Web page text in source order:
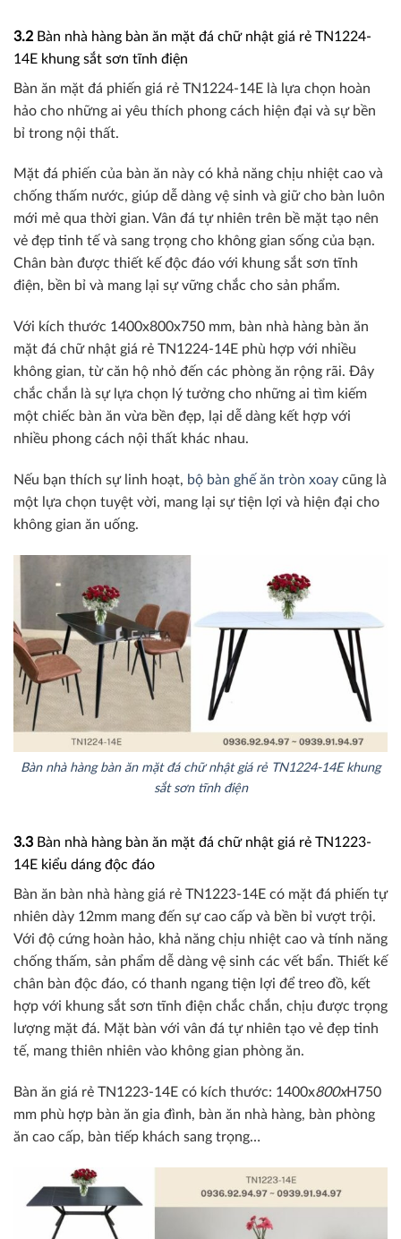
3.2 Bàn nhà hàng bàn ăn mặt đá chữ nhật giá rẻ TN1224-
14E khung sắt sơn tĩnh điện
Bàn ăn mặt đá phiến giá rẻ TN1224-14E là lựa chọn hoàn
hảo cho những ai yêu thích phong cách hiện đại và sự bền
bỉ trong nội thất.
Mặt đá phiến của bàn ăn này có khả năng chịu nhiệt cao và
chống thấm nước, giúp dễ dàng vệ sinh và giữ cho bàn luôn
mới mẻ qua thời gian. Vân đá tự nhiên trên bề mặt tạo nên
vẻ đẹp tinh tế và sang trọng cho không gian sống của bạn.
Chân bàn được thiết kế độc đáo với khung sắt sơn tĩnh
điện, bền bỉ và mang lại sự vững chắc cho sản phẩm.
Với kích thước 1400x800x750 mm, bàn nhà hàng bàn ăn
mặt đá chữ nhật giá rẻ TN1224-14E phù hợp với nhiều
không gian, từ căn hộ nhỏ đến các phòng ăn rộng rãi. Đây
chắc chắn là sự lựa chọn lý tưởng cho những ai tìm kiếm
một chiếc bàn ăn vừa bền đẹp, lại dễ dàng kết hợp với
nhiều phong cách nội thất khác nhau.
Nếu bạn thích sự linh hoạt, bộ bàn ghế ăn tròn xoay cũng là
một lựa chọn tuyệt vời, mang lại sự tiện lợi và hiện đại cho
không gian ăn uống.
Bàn nhà hàng bàn ăn mặt đá chữ nhật giá rẻ TN1224-14E khung
sắt sơn tĩnh điện
3.3 Bàn nhà hàng bàn ăn mặt đá chữ nhật giá rẻ TN1223-
14E kiểu dáng độc đáo
Bàn ăn bàn nhà hàng giá rẻ TN1223-14E có mặt đá phiến tự
nhiên dày 12mm mang đến sự cao cấp và bền bỉ vượt trội.
Với độ cứng hoàn hảo, khả năng chịu nhiệt cao và tính năng
chống thấm, sản phẩm dễ dàng vệ sinh các vết bẩn. Thiết kế
chân bàn độc đáo, có thanh ngang tiện lợi để treo đồ, kết
hợp với khung sắt sơn tĩnh điện chắc chắn, chịu được trọng
lượng mặt đá. Mặt bàn với vân đá tự nhiên tạo vẻ đẹp tinh
tế, mang thiên nhiên vào không gian phòng ăn.
Bàn ăn giá rẻ TN1223-14E có kích thước: 1400x800xH750
mm phù hợp bàn ăn gia đình, bàn ăn nhà hàng, bàn phòng
ăn cao cấp, bàn tiếp khách sang trọng…